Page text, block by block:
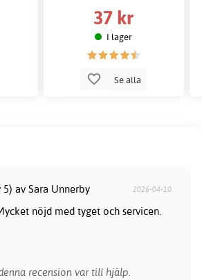
37 kr
I lager
Se alla
av Sara Unnerby 2026-04-10
nöjd med tyget och servicen.
recension var till hjälp.